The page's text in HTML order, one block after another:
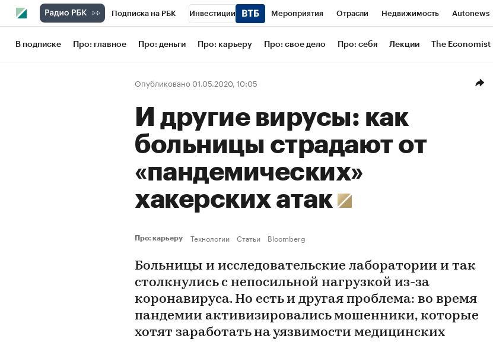
Подписка на РБК Инвестиции Мероприятия Отрасли Недвижимость Autonews
Школа управления РБК РБК Образование РБК Life Тренды Визионеры
Рынок наличной валюты
В подписке Про: главное Про: деньги Про: карьеру Про: свое дело Про: себя Лекции The Economist
Опубликовано 01.05.2020, 10:05
И другие вирусы: как
больницы страдают от
«пандемических»
хакерских атак
Про: карьеру Технологии Статьи Bloomberg
Больницы и исследовательские лаборатории и так
столкнулись с непосильной нагрузкой из-за
коронавируса. Но есть и другая проблема: во время
пандемии активизировались мошенники, которые
хотят заработать на уязвимости медицинских